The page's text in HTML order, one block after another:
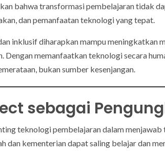
bahwa transformasi pembelajaran tidak
dan pemanfaatan teknologi yang tepat.
inklusif diharapkan mampu meningkatkan
memanfaatkan teknologi secara
bukan sumber kesenjangan.
sebagai
teknologi pembelajaran dalam menjawab
dan kementerian dapat saling belajar dan